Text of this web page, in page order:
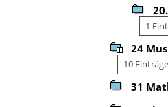
1
24
10 Einträge
31